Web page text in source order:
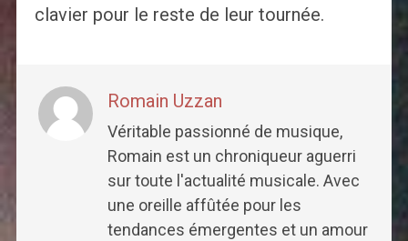
clavier pour le reste de leur tournée.
Romain Uzzan
Véritable passionné de musique,
Romain est un chroniqueur aguerri
sur toute l'actualité musicale. Avec
une oreille affûtée pour les
tendances émergentes et un amour